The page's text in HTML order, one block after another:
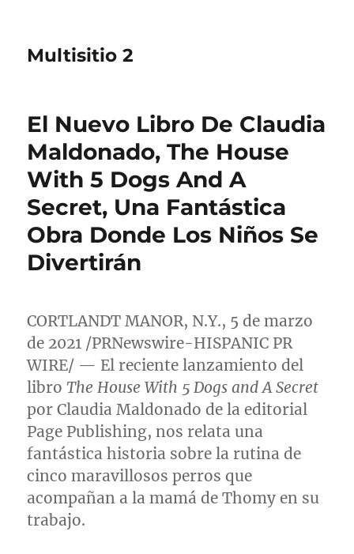
Multisitio 2
El Nuevo Libro De Claudia
Maldonado, The House
With 5 Dogs And A
Secret, Una Fantástica
Obra Donde Los Niños Se
Divertirán
CORTLANDT MANOR, N.Y., 5 de marzo
de 2021 /PRNewswire-HISPANIC PR
WIRE/ — El reciente lanzamiento del
libro The House With 5 Dogs and A Secret
porClaudia Maldonado de la editorial
Page Publishing, nos relata una
fantástica historia sobre la rutina de
cinco maravillosos perros que
acompañan a la mamá de Thomy en su
trabajo.